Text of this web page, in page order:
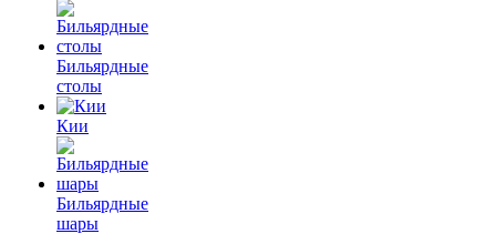
Бильярдные
столы
Кии
Бильярдные
шары